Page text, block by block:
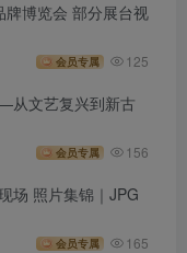
博览会 部分展台视
会员专属 125
从文艺复兴到新古
会员专属 156
场 照片集锦｜JPG
会员专属 165